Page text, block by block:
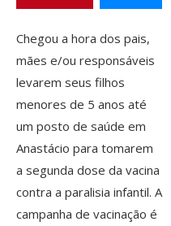
Chegou a hora dos pais,
mães e/ou responsáveis
levarem seus filhos
menores de 5 anos até
um posto de saúde em
Anastácio para tomarem
a segunda dose da vacina
contra a paralisia infantil. A
campanha de vacinação é